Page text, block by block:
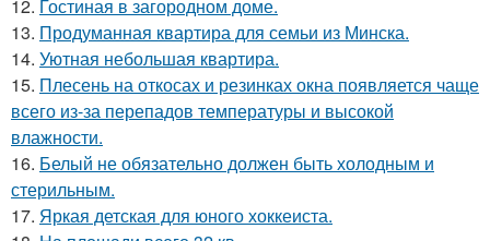
12. Гостиная в загородном доме.
13. Продуманная квартира для семьи из Минска.
14. Уютная небольшая квартира.
15. Плесень на откосах и резинках окна появляется чаще
всего из-за перепадов температуры и высокой
влажности.
16. Белый не обязательно должен быть холодным и
стерильным.
17. Яркая детская для юного хоккеиста.